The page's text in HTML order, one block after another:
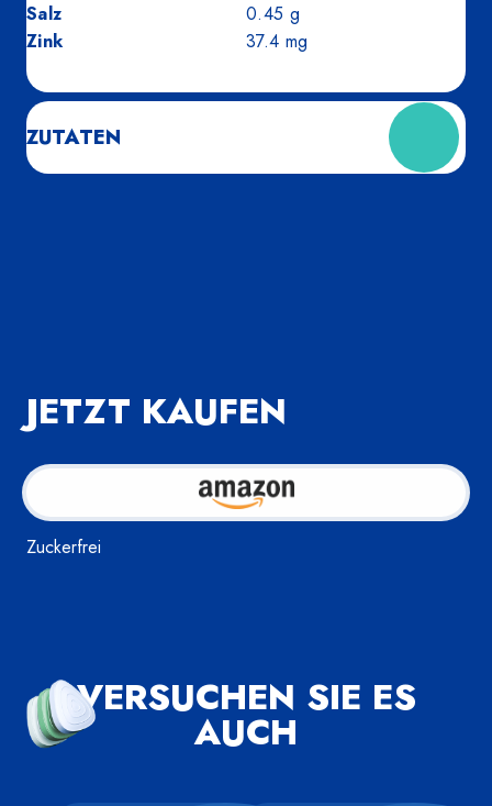
Salz
0.45 g
Zink
37.4 mg
ZUTATEN
JETZT KAUFEN
Zuckerfrei
VERSUCHEN SIE ES
AUCH